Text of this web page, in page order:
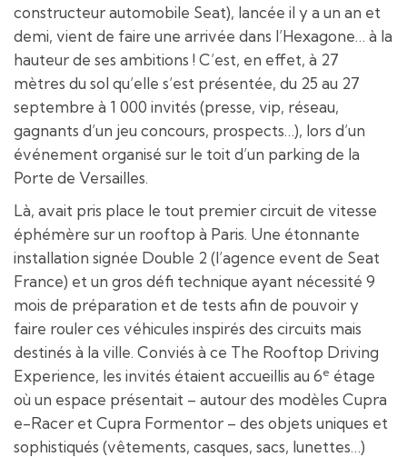
constructeur automobile Seat), lancée il y a un an et
demi, vient de faire une arrivée dans l’Hexagone… à la
hauteur de ses ambitions ! C’est, en effet, à 27
mètres du sol qu’elle s’est présentée, du 25 au 27
septembre à 1 000 invités (presse, vip, réseau,
gagnants d’un jeu concours, prospects…), lors d’un
événement organisé sur le toit d’un parking de la
Porte de Versailles.
Là, avait pris place le tout premier circuit de vitesse
éphémère sur un rooftop à Paris. Une étonnante
installation signée Double 2 (l’agence event de Seat
France) et un gros défi technique ayant nécessité 9
mois de préparation et de tests afin de pouvoir y
faire rouler ces véhicules inspirés des circuits mais
destinés à la ville. Conviés à ce The Rooftop Driving
Experience, les invités étaient accueillis au 6e étage
où un espace présentait – autour des modèles Cupra
e-Racer et Cupra Formentor – des objets uniques et
sophistiqués (vêtements, casques, sacs, lunettes…)